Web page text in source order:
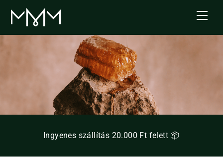
Ingyenes szállítás 20.000 Ft felett 📦